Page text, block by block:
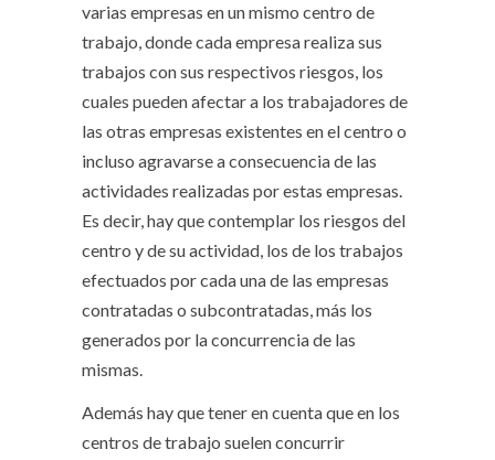
varias empresas en un mismo centro de
trabajo, donde cada empresa realiza sus
trabajos con sus respectivos riesgos, los
cuales pueden afectar a los trabajadores de
las otras empresas existentes en el centro o
incluso agravarse a consecuencia de las
actividades realizadas por estas empresas.
Es decir, hay que contemplar los riesgos del
centro y de su actividad, los de los trabajos
efectuados por cada una de las empresas
contratadas o subcontratadas, más los
generados por la concurrencia de las
mismas.
Además hay que tener en cuenta que en los
centros de trabajo suelen concurrir